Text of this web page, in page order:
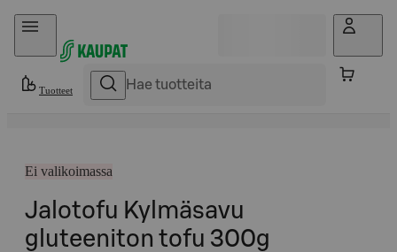
Hyppää sisältöön
Tuotteet
Ei valikoimassa
Jalotofu Kylmäsavu
gluteeniton tofu 300g